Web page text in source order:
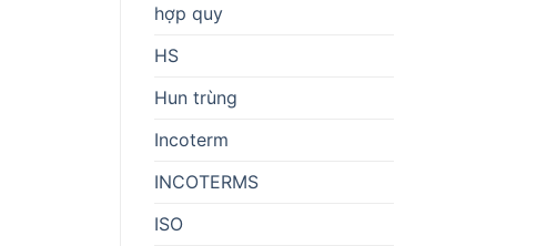
hợp quy
HS
Hun trùng
Incoterm
INCOTERMS
ISO